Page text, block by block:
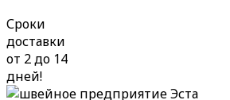
Сроки
доставки
от 2 до 14
дней!